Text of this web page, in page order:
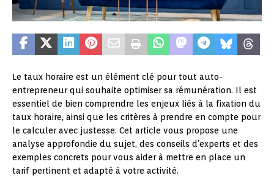
Le taux horaire est un élément clé pour tout auto-
entrepreneur qui souhaite optimiser sa rémunération. Il est
essentiel de bien comprendre les enjeux liés à la fixation du
taux horaire, ainsi que les critères à prendre en compte pour
le calculer avec justesse. Cet article vous propose une
analyse approfondie du sujet, des conseils d’experts et des
exemples concrets pour vous aider à mettre en place un
tarif pertinent et adapté à votre activité.